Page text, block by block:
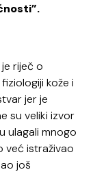
riječ o
kože i
jer je
su veliki izvor
ulagali mnogo
već istraživao
još